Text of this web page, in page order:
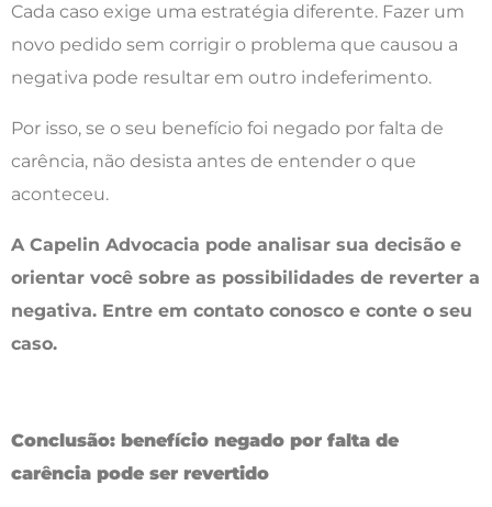
Cada caso exige uma estratégia diferente. Fazer um
novo pedido sem corrigir o problema que causou a
negativa pode resultar em outro indeferimento.
Por isso, se o seu benefício foi negado por falta de
carência, não desista antes de entender o que
aconteceu.
A Capelin Advocacia pode analisar sua decisão e
orientar você sobre as possibilidades de reverter a
negativa. Entre em contato conosco e conte o seu
caso.
Conclusão: benefício negado por falta de
carência pode ser revertido